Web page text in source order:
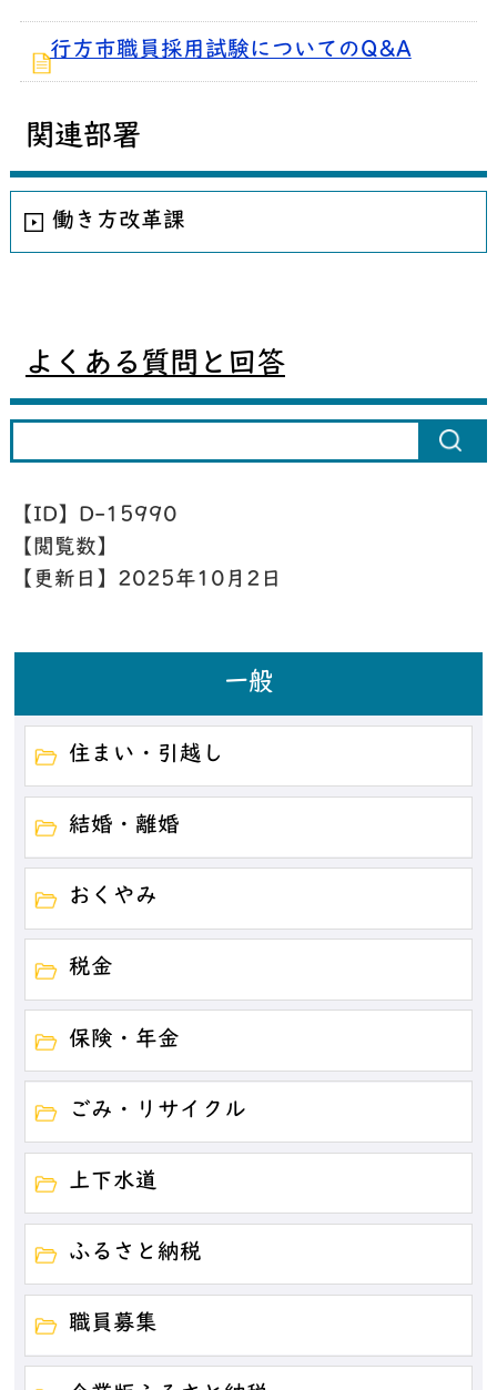
行方市職員採用試験についてのQ&A
関連部署
働き方改革課
よくある質問と回答
【ID】 D-15990
【閲覧数】
【更新日】 2025年10月2日
一般
住まい・引越し
結婚・離婚
おくやみ
税金
保険・年金
ごみ・リサイクル
上下水道
ふるさと納税
職員募集